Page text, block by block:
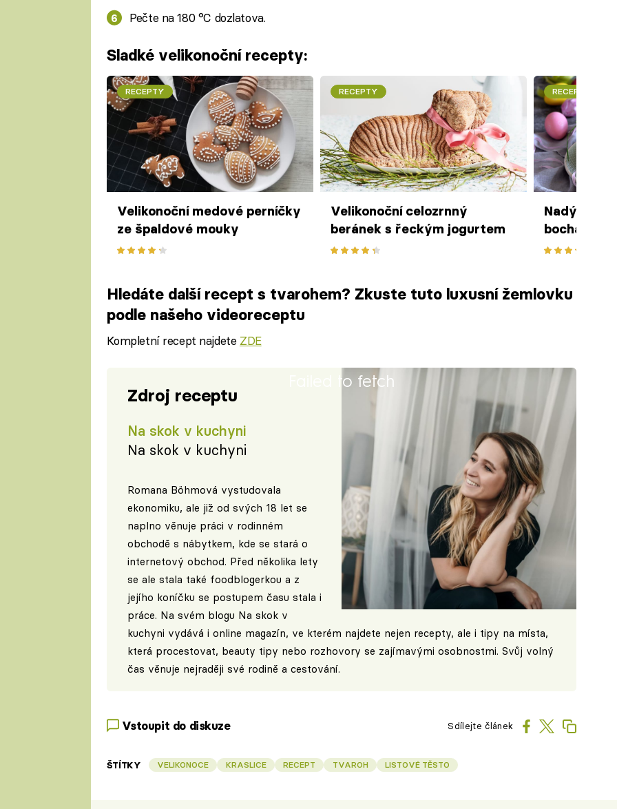
Pečte na 180 °C dozlatova.
Sladké velikonoční recepty:
RECEPTY
Velikonoční medové perníčky
ze špaldové mouky
RECEPTY
Velikonoční celozrnný
beránek s řeckým jogurtem
RECEPTY
Nadýchaný
bochánek s
Hledáte další recept s tvarohem? Zkuste tuto luxusní žemlovku
podle našeho videoreceptu
Kompletní recept najdete ZDE
Failed to fetch
Zdroj receptu
Na skok v kuchyni
Na skok v kuchyni
Romana Böhmová vystudovala
ekonomiku, ale již od svých 18 let se
naplno věnuje práci v rodinném
obchodě s nábytkem, kde se stará o
internetový obchod. Před několika lety
se ale stala také foodblogerkou a z
jejího koníčku se postupem času stala i
práce. Na svém blogu Na skok v
kuchyni vydává i online magazín, ve kterém najdete nejen recepty, ale i tipy na místa,
která procestovat, beauty tipy nebo rozhovory se zajímavými osobnostmi. Svůj volný
čas věnuje nejraději své rodině a cestování.
Vstoupit do diskuze Sdílejte článek
ŠTÍTKY VELIKONOCE KRASLICE RECEPT TVAROH LISTOVÉ TĚSTO